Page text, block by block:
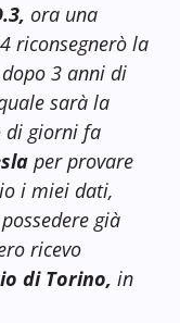
ora una
riconsegnerò la
dopo 3 anni di
sarà la
di giorni fa
per provare
i miei dati,
già
ricevo
di Torino, in